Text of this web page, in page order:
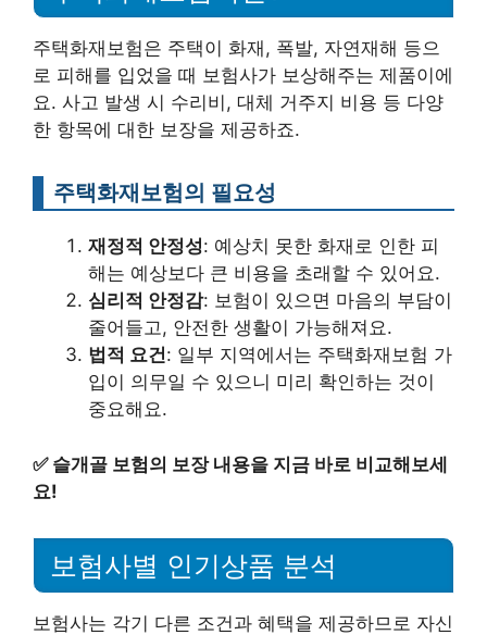
주택화재보험은 주택이 화재, 폭발, 자연재해 등으
로 피해를 입었을 때 보험사가 보상해주는 제품이에
요. 사고 발생 시 수리비, 대체 거주지 비용 등 다양
한 항목에 대한 보장을 제공하죠.
주택화재보험의 필요성
재정적 안정성: 예상치 못한 화재로 인한 피
해는 예상보다 큰 비용을 초래할 수 있어요.
심리적 안정감: 보험이 있으면 마음의 부담이
줄어들고, 안전한 생활이 가능해져요.
법적 요건: 일부 지역에서는 주택화재보험 가
입이 의무일 수 있으니 미리 확인하는 것이
중요해요.
✅ 슬개골 보험의 보장 내용을 지금 바로 비교해보세
요!
보험사별 인기상품 분석
보험사는 각기 다른 조건과 혜택을 제공하므로 자신